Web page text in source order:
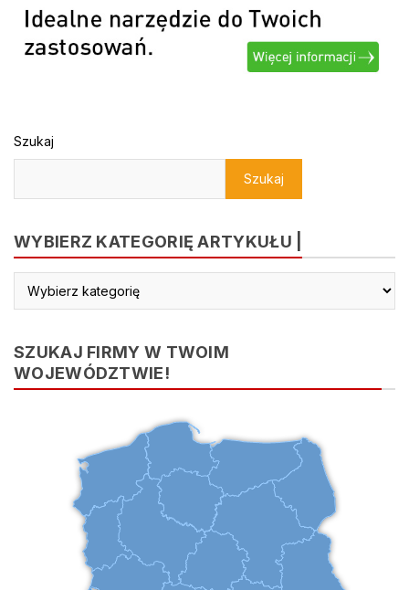
Szukaj
Szukaj
WYBIERZ KATEGORIĘ ARTYKUŁU |
kategorię
SZUKAJ FIRMY W TWOIM
WOJEWÓDZTWIE!